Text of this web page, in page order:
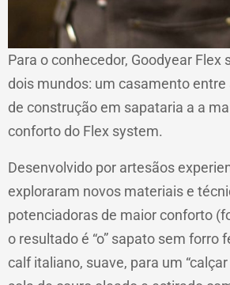
Para o conhecedor, Goodyear Flex
dois mundos: um casamento entre
de construção em sapataria a a
conforto do Flex system.
Desenvolvido por artesãos
exploraram novos materiais e
potenciadoras de maior conforto
o resultado é “o” sapato sem forro
calf italiano, suave, para um